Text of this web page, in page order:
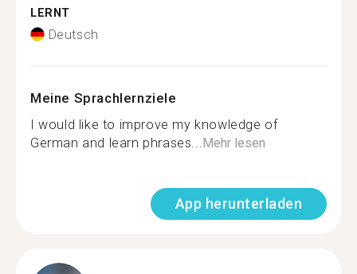
LERNT
Deutsch
Meine Sprachlernziele
I would like to improve my knowledge of
German and learn phrases... Mehr lesen
App herunterladen